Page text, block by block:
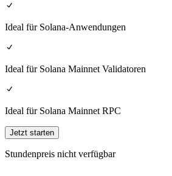
Ideal für Solana-Anwendungen
Ideal für Solana Mainnet Validatoren
Ideal für Solana Mainnet RPC
Jetzt starten
Stundenpreis nicht verfügbar